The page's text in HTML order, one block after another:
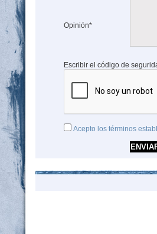
Opinión*
Escribir el código de
Acepto los términos